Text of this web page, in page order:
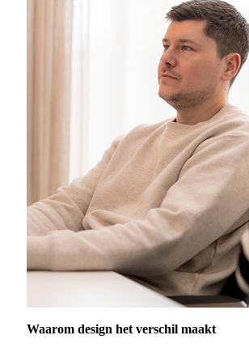
Waarom design het verschil maakt